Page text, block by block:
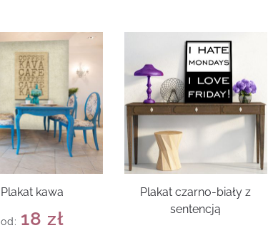
Plakat kawa
od: 18 zł
Plakat czarno-biały z
sentencją